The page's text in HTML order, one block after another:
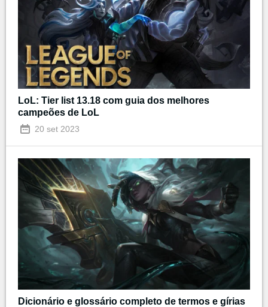
LoL: Tier list 13.18 com guia dos melhores
campeões de LoL
20 set 2023
Dicionário e glossário completo de termos e gírias